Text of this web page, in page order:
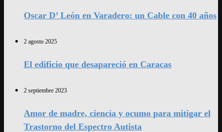
Oscar D’ León en Varadero: un Cable con 40 años
2 agosto 2025
El edificio que desapareció en Caracas
2 septiembre 2023
Amor de madre, ciencia y ocumo para mitigar el
Trastorno del Espectro Autista